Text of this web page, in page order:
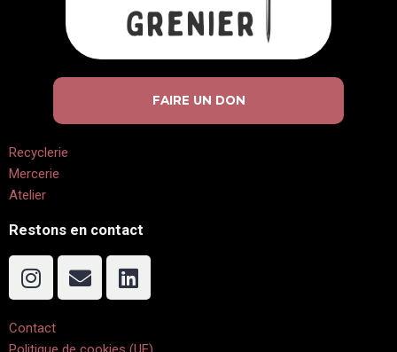
FAIRE UN DON
Recyclerie
Mercerie
Atelier
Restons en contact
Contact